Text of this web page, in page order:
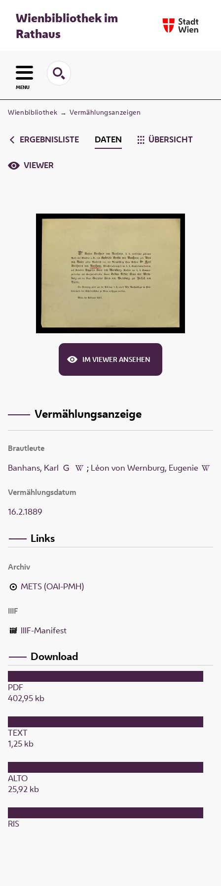
Wienbibliothek im
Rathaus
MENU
Wienbibliothek → Vermählungsanzeigen
ERGEBNISLISTE DATEN ÜBERSICHT
VIEWER
IM VIEWER ANSEHEN
Vermählungsanzeige
Brautleute
Banhans, Karl ; Léon von Wernburg, Eugenie
Vermählungsdatum
16.2.1889
Links
Archiv
METS (OAI-PMH)
IIIF
IIIF-Manifest
Download
PDF
402,95 kb
TEXT
1,25 kb
ALTO
25,92 kb
RIS